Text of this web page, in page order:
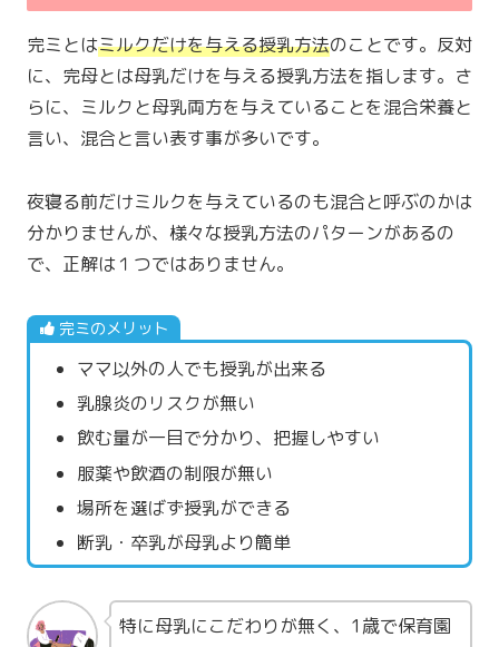
完ミとはミルクだけを与える授乳方法のことです。反対
に、完母とは母乳だけを与える授乳方法を指します。さ
らに、ミルクと母乳両方を与えていることを混合栄養と
言い、混合と言い表す事が多いです。
夜寝る前だけミルクを与えているのも混合と呼ぶのかは
分かりませんが、様々な授乳方法のパターンがあるの
で、正解は１つではありません。
完ミのメリット
ママ以外の人でも授乳が出来る
乳腺炎のリスクが無い
飲む量が一目で分かり、把握しやすい
服薬や飲酒の制限が無い
場所を選ばず授乳ができる
断乳・卒乳が母乳より簡単
特に母乳にこだわりが無く、1歳で保育園